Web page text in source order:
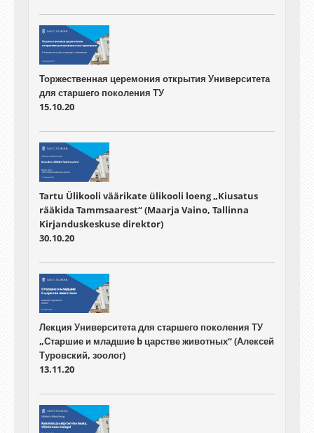
Торжественная церемония открытия Университета
для старшего поколения ТУ
15.10.20
Tartu Ülikooli väärikate ülikooli loeng „Kiusatus
rääkida Tammsaarest“ (Maarja Vaino, Tallinna
Kirjanduskeskuse direktor)
30.10.20
Лекция Университета для старшего поколения ТУ
„Старшие и младшие b царстве животных“ (Алексей
Туровский, зоолог)
13.11.20